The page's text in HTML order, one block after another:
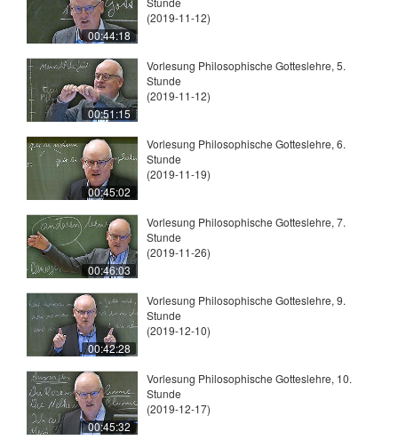
00:44:18
(2019-11-12)
00:51:15
Vorlesung Philosophische Gotteslehre, 5.
Stunde
(2019-11-12)
00:45:02
Vorlesung Philosophische Gotteslehre, 6.
Stunde
(2019-11-19)
00:46:03
Vorlesung Philosophische Gotteslehre, 7.
Stunde
(2019-11-26)
00:42:28
Vorlesung Philosophische Gotteslehre, 9.
Stunde
(2019-12-10)
00:45:32
Vorlesung Philosophische Gotteslehre, 10.
Stunde
(2019-12-17)